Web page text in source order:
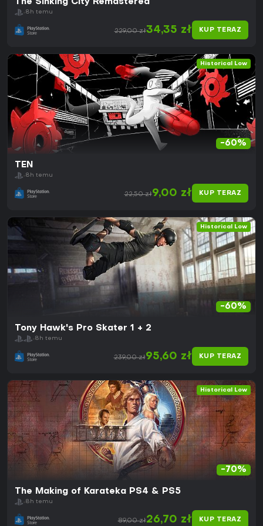
The Sinking City Remastered
8h temu
229,00 zł34,35 zł KUP TERAZ
Historical Low
-60%
TEN
8h temu
22,50 zł9,00 zł KUP TERAZ
Historical Low
-60%
Tony Hawk's Pro Skater 1 + 2
8h temu
239,00 zł95,60 zł KUP TERAZ
Historical Low
-70%
The Making of Karateka PS4 & PS5
8h temu
89,00 zł26,70 zł KUP TERAZ